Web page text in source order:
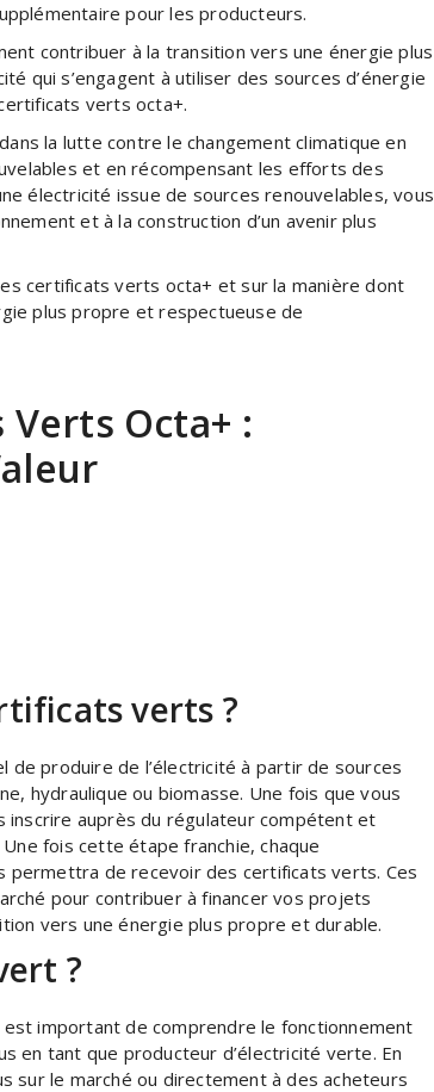
pour les producteurs.
contribuer à la transition vers une énergie plus
qui s’engagent à utiliser des sources d’énergie
verts octa+.
la lutte contre le changement climatique en
et en récompensant les efforts des
électricité issue de sources renouvelables, vous
et à la construction d’un avenir plus
certificats verts octa+ et sur la manière dont
plus propre et respectueuse de
Octa+ :
verts ?
produire de l’électricité à partir de sources
hydraulique ou biomasse. Une fois que vous
inscrire auprès du régulateur compétent et
fois cette étape franchie, chaque
de recevoir des certificats verts. Ces
pour contribuer à financer vos projets
vers une énergie plus propre et durable.
?
important de comprendre le fonctionnement
en tant que producteur d’électricité verte. En
sur le marché ou directement à des acheteurs